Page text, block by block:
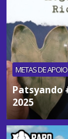
METAS DE APOIO
Patsyando
2025